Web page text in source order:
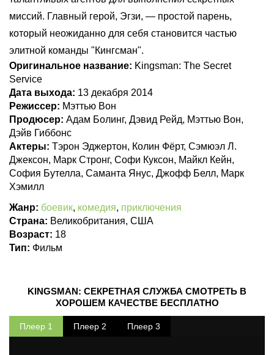
миссий. Главный герой, Эгзи, — простой парень,
который неожиданно для себя становится частью
элитной команды "Кингсман".
Оригинальное название: Kingsman: The Secret
Service
Дата выхода: 13 декабря 2014
Режиссер: Мэттью Вон
Продюсер: Адам Болинг, Дэвид Рейд, Мэттью Вон,
Дэйв Гиббонс
Актеры: Тэрон Эджертон, Колин Фёрт, Сэмюэл Л.
Джексон, Марк Стронг, Софи Куксон, Майкл Кейн,
София Бутелла, Саманта Янус, Джофф Белл, Марк
Хэмилл
Жанр: боевик, комедия, приключения
Страна: Великобритания, США
Возраст: 18
Тип: Фильм
KINGSMAN: СЕКРЕТНАЯ СЛУЖБА СМОТРЕТЬ В
ХОРОШЕМ КАЧЕСТВЕ БЕСПЛАТНО
Плеер 1 Плеер 2 Плеер 3